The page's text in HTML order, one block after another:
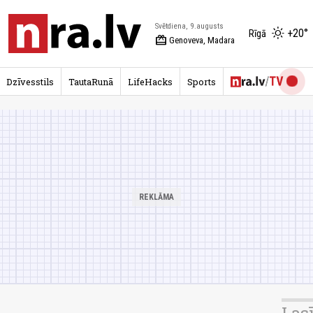
Svētdiena, 9.augusts
redeem Genoveva, Madara
Rīgā +20°
Dzīvesstils TautaRunā LifeHacks Sports